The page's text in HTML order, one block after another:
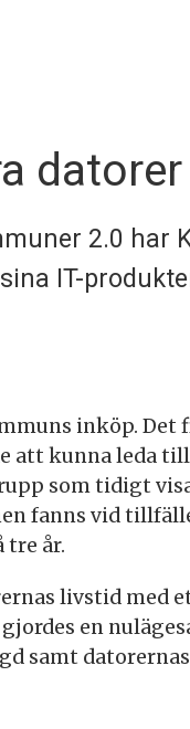
datorer
2.0 har
IT-
inköp. Det
att kunna leda till
som tidigt
fanns vid
tre år.
livstid med
en
samt